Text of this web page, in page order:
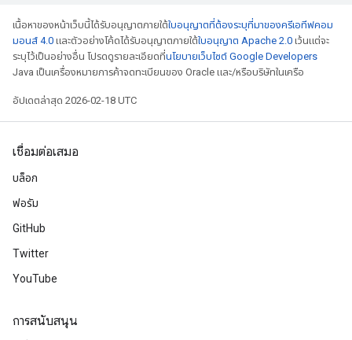
เนื้อหาของหน้าเว็บนี้ได้รับอนุญาตภายใต้ใบอนุญาตที่ต้องระบุที่มาของครีเอทีฟคอม
มอนส์ 4.0 และตัวอย่างโค้ดได้รับอนุญาตภายใต้ใบอนุญาต Apache 2.0 เว้นแต่จะ
ระบุไว้เป็นอย่างอื่น โปรดดูรายละเอียดที่นโยบายเว็บไซต์ Google Developers
Java เป็นเครื่องหมายการค้าจดทะเบียนของ Oracle และ/หรือบริษัทในเครือ
อัปเดตล่าสุด 2026-02-18 UTC
เชื่อมต่อเสมอ
บล็อก
ฟอรัม
GitHub
Twitter
YouTube
การสนับสนุน